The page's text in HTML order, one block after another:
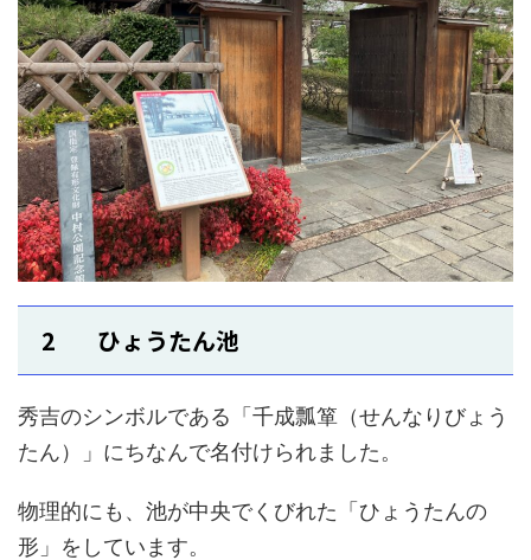
2 ひょうたん池
秀吉のシンボルである「千成瓢箪（せんなりびょう
たん）」にちなんで名付けられました。
物理的にも、池が中央でくびれた「ひょうたんの
形」をしています。